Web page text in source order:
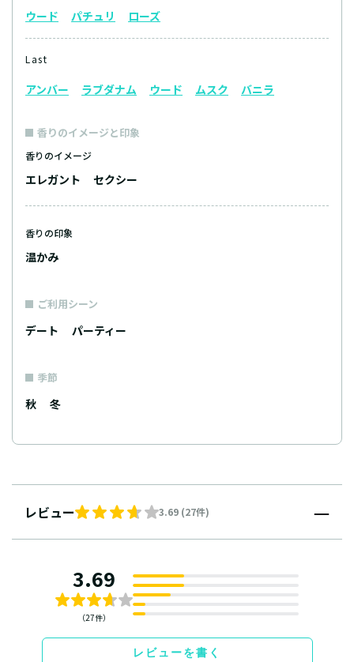
ウード パチュリ ローズ
Last
アンバー ラブダナム ウード ムスク バニラ
香りのイメージと印象
香りのイメージ
エレガント セクシー
香りの印象
温かみ
ご利用シーン
デート パーティー
季節
秋 冬
レビュー 3.69 (27件)
3.69
（27件）
レビューを書く